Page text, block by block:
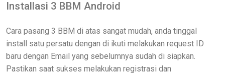
Installasi 3 BBM Android
Cara pasang 3 BBM di atas sangat mudah, anda tinggal
install satu persatu dengan di ikuti melakukan request ID
baru dengan Email yang sebelumnya sudah di siapkan.
Pastikan saat sukses melakukan registrasi dan